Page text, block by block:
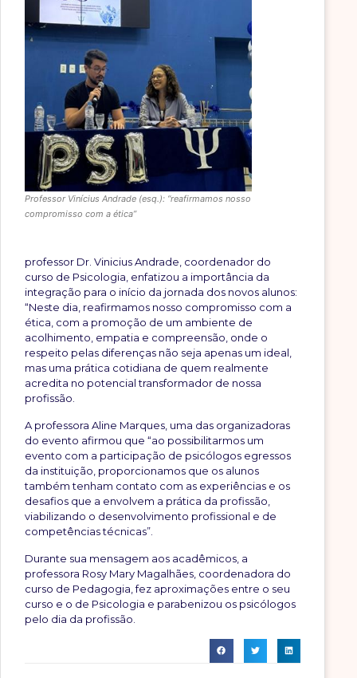
Professor Vinícius Andrade (esq.): “reafirmamos nosso
compromisso com a ética”
professor Dr. Vinicius Andrade, coordenador do
curso de Psicologia, enfatizou a importância da
integração para o início da jornada dos novos alunos:
“Neste dia, reafirmamos nosso compromisso com a
ética, com a promoção de um ambiente de
acolhimento, empatia e compreensão, onde o
respeito pelas diferenças não seja apenas um ideal,
mas uma prática cotidiana de quem realmente
acredita no potencial transformador de nossa
profissão.
A professora Aline Marques, uma das organizadoras
do evento afirmou que “ao possibilitarmos um
evento com a participação de psicólogos egressos
da instituição, proporcionamos que os alunos
também tenham contato com as experiências e os
desafios que a envolvem a prática da profissão,
viabilizando o desenvolvimento profissional e de
competências técnicas”.
Durante sua mensagem aos acadêmicos, a
professora Rosy Mary Magalhães, coordenadora do
curso de Pedagogia, fez aproximações entre o seu
curso e o de Psicologia e parabenizou os psicólogos
pelo dia da profissão.